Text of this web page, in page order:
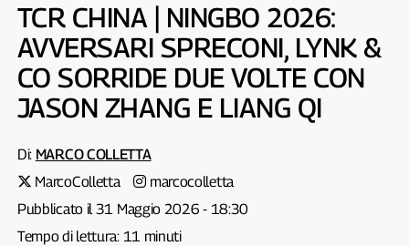
TCR CHINA | NINGBO 2026:
AVVERSARI SPRECONI, LYNK &
CO SORRIDE DUE VOLTE CON
JASON ZHANG E LIANG QI
Di: MARCO COLLETTA
MarcoColletta
marcocolletta
Pubblicato il 31 Maggio 2026 - 18:30
Tempo di lettura: 11 minuti